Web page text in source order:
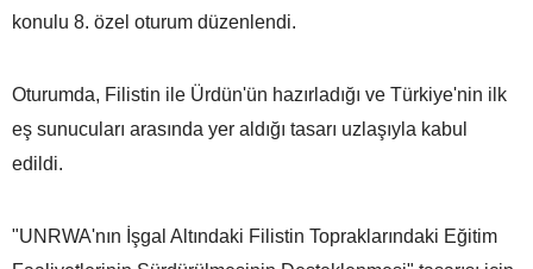
konulu 8. özel oturum düzenlendi.
Oturumda, Filistin ile Ürdün'ün hazırladığı ve Türkiye'nin ilk
eş sunucuları arasında yer aldığı tasarı uzlaşıyla kabul
edildi.
"UNRWA'nın İşgal Altındaki Filistin Topraklarındaki Eğitim